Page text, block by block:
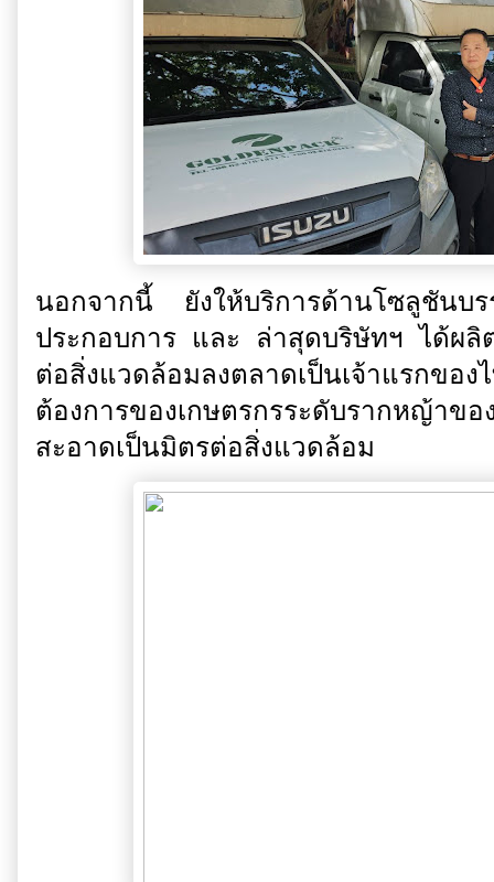
นอกจากนี้ ยังให้บริการด้านโซลูชันบ
ประกอบการ และ ล่าสุดบริษัทฯ ได้ผลิ
ต่อสิ่งแวดล้อมลงตลาดเป็นเจ้าแรกขอ
ต้องการของเกษตรกรระดับรากหญ้าข
สะอาดเป็นมิตรต่อสิ่งแวดล้อม